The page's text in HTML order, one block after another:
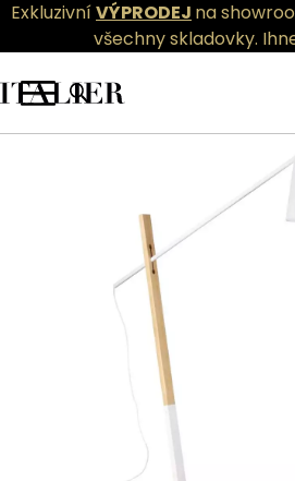
ExkluzivníVÝPRODEJ na
všechny skladovky.